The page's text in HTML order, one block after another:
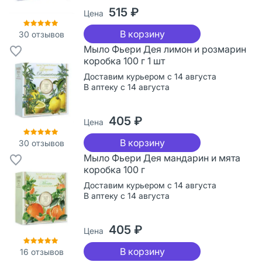
30 отзывов
Цена 515 ₽
В корзину
30 отзывов
Мыло Фьери Дея лимон и розмарин
коробка 100 г 1 шт
Доставим курьером с 14 августа
В аптеку с 14 августа
Цена 405 ₽
В корзину
16 отзывов
Мыло Фьери Дея мандарин и мята
коробка 100 г
Доставим курьером с 14 августа
В аптеку с 14 августа
Цена 405 ₽
В корзину